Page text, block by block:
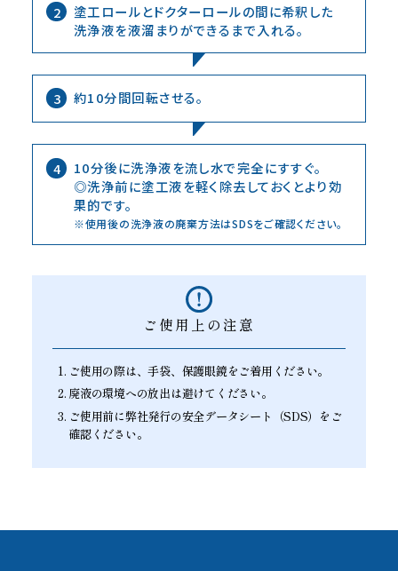
2
塗工ロールとドクターロールの間に希釈した
洗浄液を液溜まりができるまで入れる。
3 約10分間回転させる。
4
10分後に洗浄液を流し水で完全にすすぐ。
◎洗浄前に塗工液を軽く除去しておくとより効
果的です。
※使用後の洗浄液の廃棄方法はSDSをご確認ください。
ご使用上の注意
ご使用の際は、手袋、保護眼鏡をご着用ください。
廃液の環境への放出は避けてください。
ご使用前に弊社発行の安全データシート（SDS）を ご
確認ください。